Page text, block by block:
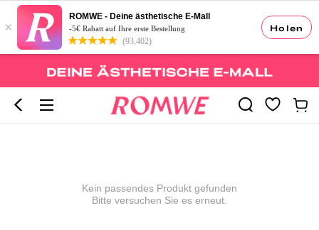
Holen
×
ROMWE - Deine ästhetische E-Mall
-5€ Rabatt auf Ihre erste Bestellung
(93,402)
Kein passendes Produkt gefunden
Bitte versuchen Sie es erneut.